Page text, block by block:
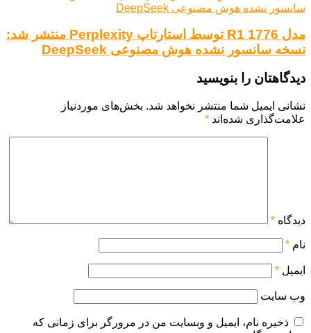
مدل R1 1776 توسط استارتاپ Perplexity منتشر شد:
نسخه سانسور نشده هوش مصنوعی DeepSeek
دیدگاهتان را بنویسید
نشانی ایمیل شما منتشر نخواهد شد. بخش‌های موردنیاز
علامت‌گذاری شده‌اند *
دیدگاه *
نام *
ایمیل *
وب‌ سایت
ذخیره نام، ایمیل و وبسایت من در مرورگر برای زمانی که